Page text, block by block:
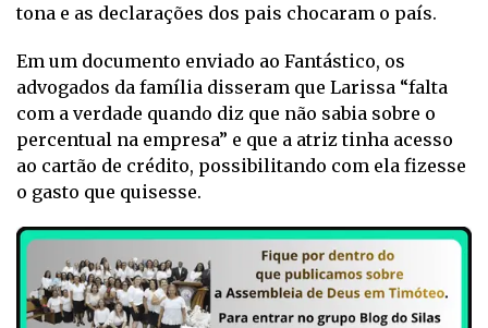
tona e as declarações dos pais chocaram o país.
Em um documento enviado ao Fantástico, os
advogados da família disseram que Larissa “falta
com a verdade quando diz que não sabia sobre o
percentual na empresa” e que a atriz tinha acesso
ao cartão de crédito, possibilitando com ela fizesse
o gasto que quisesse.